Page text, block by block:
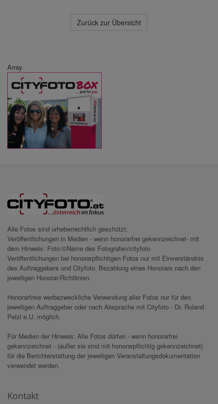
Zurück zur Übersicht
Array
Alle Fotos sind urheberrechtlich geschützt.
Veröffentlichungen in Medien - wenn honorarfrei gekennzeichnet- mit
dem Hinweis: Foto:©Name des Fotografen/cityfoto
Veröffentlichungen bei honorarpflichtigen Fotos nur mit Einverständnis
des Auftraggebers und Cityfoto. Bezahlung eines Honorars nach den
jeweiligen Honorar-Richtlinien.
Honorarfreie werbezweckliche Verwendung aller Fotos nur für den
jeweiligen Auftraggeber oder nach Absprache mit Cityfoto - Dr. Roland
Pelzl e.U. möglich.
Für Medien der Hinweis: Alle Fotos dürfen - wenn honorarfrei
gekennzeichnet - (außer sie sind mit honorarpflichtig gekennzeichnet)
für die Berichterstattung der jeweiligen Veranstaltungsdokumentation
verwendet werden.
Kontakt